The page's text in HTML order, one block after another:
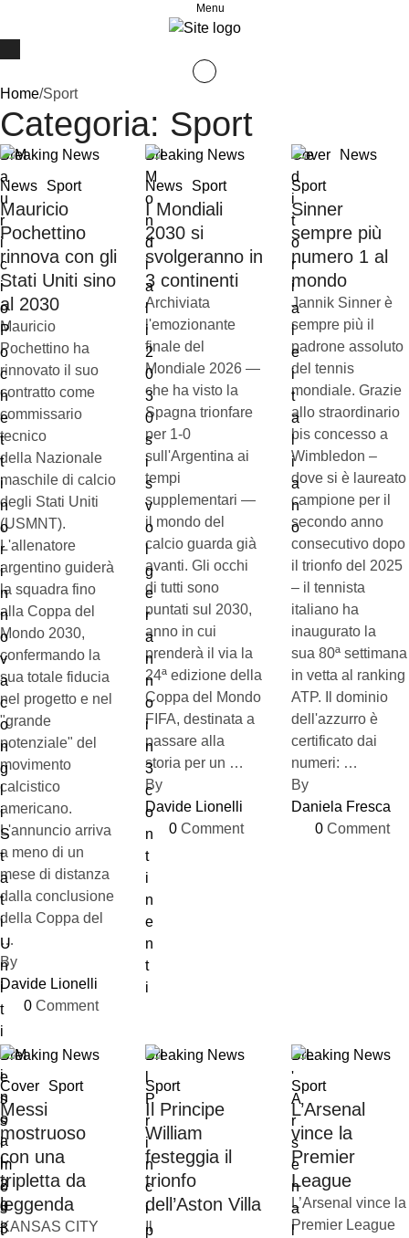
Menu
Home/Sport
Categoria: Sport
Breaking News
News
Sport
Mauricio
Pochettino
rinnova con gli
Stati Uniti sino
al 2030
Mauricio
Pochettino ha
rinnovato il suo
contratto come
commissario
tecnico
della Nazionale
maschile di calcio
degli Stati Uniti
(USMNT).
L'allenatore
argentino guiderà
la squadra fino
alla Coppa del
Mondo 2030,
confermando la
sua totale fiducia
nel progetto e nel
"grande
potenziale" del
movimento
calcistico
americano.
L'annuncio arriva
a meno di un
mese di distanza
dalla conclusione
della Coppa del
…
By
Davide Lionelli
0 Comment
Breaking News
News
Sport
I Mondiali
2030 si
svolgeranno in
3 continenti
Archiviata
l'emozionante
finale del
Mondiale 2026 —
che ha visto la
Spagna trionfare
per 1-0
sull'Argentina ai
tempi
supplementari —
il mondo del
calcio guarda già
avanti. Gli occhi
di tutti sono
puntati sul 2030,
anno in cui
prenderà il via la
24ª edizione della
Coppa del Mondo
FIFA, destinata a
passare alla
storia per un …
By
Davide Lionelli
0 Comment
Cover
News
Sport
Sinner
sempre più
numero 1 al
mondo
Jannik Sinner è
sempre più il
padrone assoluto
del tennis
mondiale. Grazie
allo straordinario
bis concesso a
Wimbledon –
dove si è laureato
campione per il
secondo anno
consecutivo dopo
il trionfo del 2025
– il tennista
italiano ha
inaugurato la
sua 80ª settimana
in vetta al ranking
ATP. Il dominio
dell'azzurro è
certificato dai
numeri: …
By
Daniela Fresca
0 Comment
Breaking News
Cover
Sport
Messi
mostruoso
con una
tripletta da
leggenda
KANSAS CITY
Breaking News
Sport
Il Principe
William
festeggia il
trionfo
dell’Aston Villa
Il
Breaking News
Sport
L’Arsenal
vince la
Premier
League
L’Arsenal vince la
Premier League